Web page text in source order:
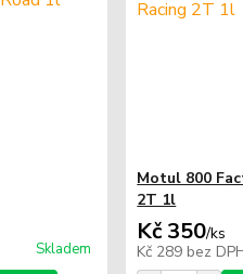
Skladem
Motul 800
2T 1l
Kč 350/ks
Kč 289 bez